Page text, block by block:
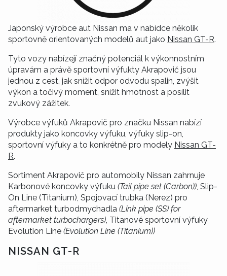
Japonský výrobce aut Nissan ma v nabídce několik
sportovně orientovaných modelů aut jako Nissan GT-R.
Tyto vozy nabízejí značný potenciál k výkonnostním
úpravám a právě sportovní výfukty Akrapovič jsou
jednou z cest, jak snížit odpor odvodu spalin, zvýšit
výkon a točivý moment, snížit hmotnost a posílit
zvukový zážitek.
Výrobce výfuků Akrapovič pro značku Nissan nabízí
produkty jako koncovky výfuku, výfuky slip-on,
sportovní výfuky a to konkrétně pro modely Nissan GT-
R.
Sortiment Akrapovič pro automobily Nissan zahrnuje
Karbonové koncovky výfuku (Tail pipe set (Carbon)), Slip-
On Line (Titanium), Spojovací trubka (Nerez) pro
aftermarket turbodmychadla (Link pipe (SS) for
aftermarket turbochargers), Titanové sportovní výfuky
Evolution Line (Evolution Line (Titanium))
NISSAN GT-R